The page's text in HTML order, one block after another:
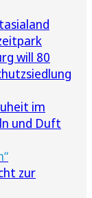
will 80
im
und Duft
zur